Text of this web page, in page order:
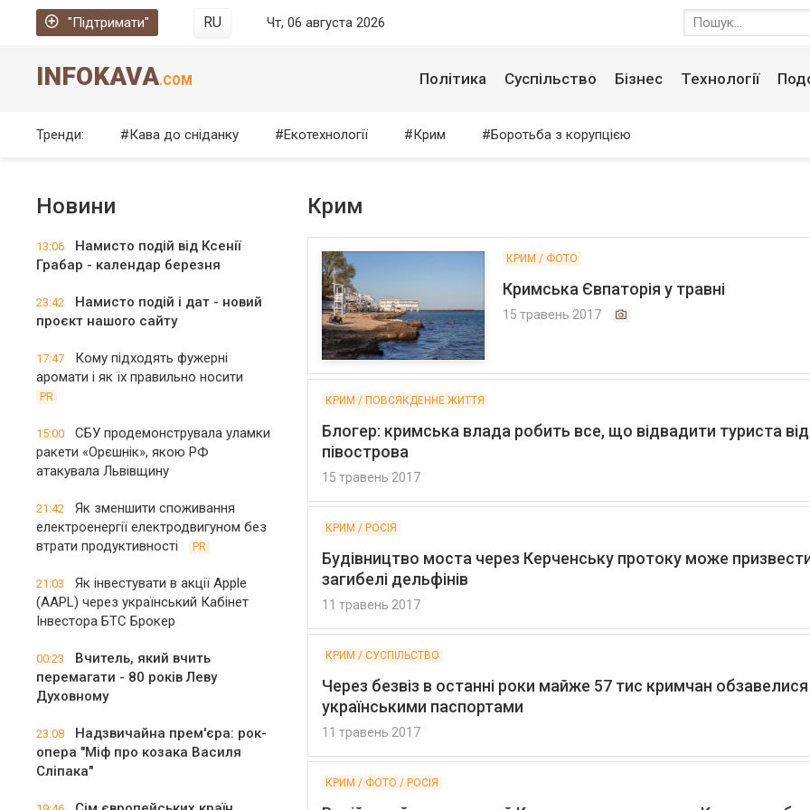
"Підтримати" RU Чт, 06 августа 2026
INFOKAVA.COM Політика Суспільство Бізнес Технології
Тренди: Кава до сніданку Екотехнології Крим Боротьба з корупцією
Новини
13:06
Намисто подій від Ксенії
Грабар - календар березня
23:42
Намисто подій і дат - новий
проєкт нашого сайту
17:47
Кому підходять фужерні
аромати і як їх правильно носити
PR
15:00
СБУ продемонструвала уламки
ракети «Орєшнік», якою РФ
атакувала Львівщину
21:42
Як зменшити споживання
електроенергії електродвигуном без
втрати продуктивності
PR
21:03
Як інвестувати в акції Apple
(AAPL) через український Кабінет
Інвестора БТС Брокер
00:23
Вчитель, який вчить
перемагати - 80 років Леву
Духовному
23:08
Надзвичайна прем'єра: рок-
опера "Міф про козака Василя
Сліпака"
Крим
КРИМ / ФОТО
Кримська Євпаторія у травні
15 травень 2017
КРИМ / ПОВСЯКДЕННЕ ЖИТТЯ
Блогер: кримська влада робить все, що відвадити туриста від
півострова
15 травень 2017
КРИМ / РОСІЯ
Будівництво моста через Керченську протоку може
загибелі дельфінів
11 травень 2017
КРИМ / СУСПІЛЬСТВО
Через безвіз в останні роки майже 57 тис кримчан обзавелися
українськими паспортами
11 травень 2017
КРИМ / ФОТО / РОСІЯ